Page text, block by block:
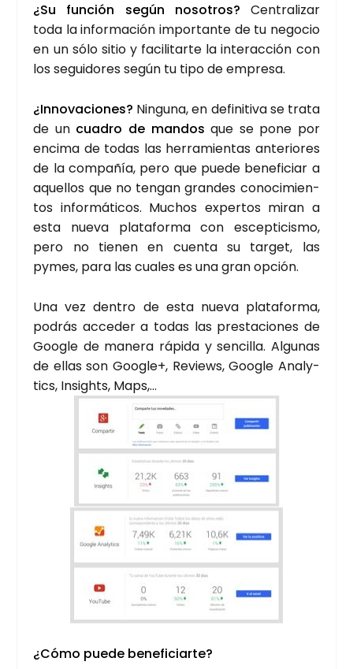
¿Su fun­ción según noso­tros? Cen­tra­li­zar
toda la infor­ma­ción impor­tan­te de tu nego­cio
en un sólo sitio y faci­li­tar­te la inter­ac­ción con
los segui­do­res según tu tipo de empre­sa.
¿Inno­va­cio­nes? Nin­gu­na, en defi­ni­ti­va se tra­ta
de un cua­dro de man­dos que se pone por
enci­ma de todas las herra­mien­tas ante­rio­res
de la com­pa­ñía, pero que pue­de bene­fi­ciar a
aque­llos que no ten­gan gran­des cono­ci­mien­
tos infor­má­ti­cos. Muchos exper­tos miran a
esta nue­va pla­ta­for­ma con escep­ti­cis­mo,
pero no tie­nen en cuen­ta su tar­get, las
pymes, para las cua­les es una gran opción.
Una vez den­tro de esta nue­va pla­ta­for­ma,
podrás acce­der a todas las pres­ta­cio­nes de
Goo­gle de mane­ra rápi­da y sen­ci­lla. Algu­nas
de ellas son Goo­gle+, Reviews, Goo­gle Analy­
tics, Insights, Maps,…
¿Cómo pue­de bene­fi­ciar­te?